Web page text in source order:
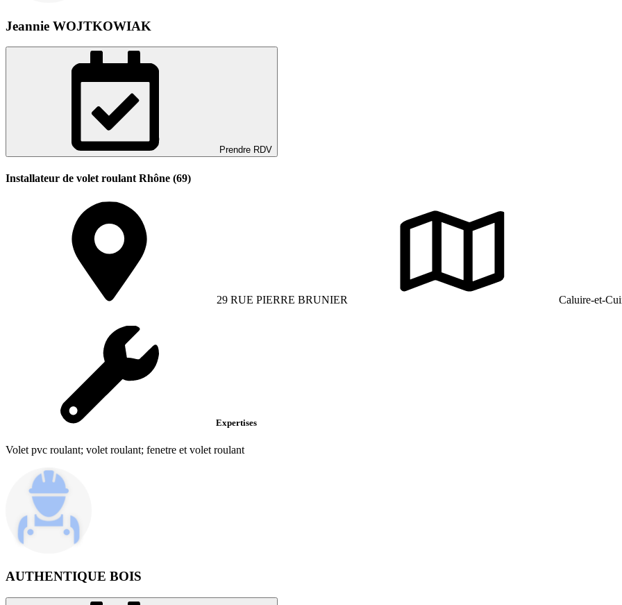
Jeannie WOJTKOWIAK
Prendre RDV
Installateur de volet roulant Rhône (69)
29 RUE PIERRE BRUNIER Caluire-et-
Expertises
Volet pvc roulant; volet roulant; fenetre et volet roulant
AUTHENTIQUE BOIS